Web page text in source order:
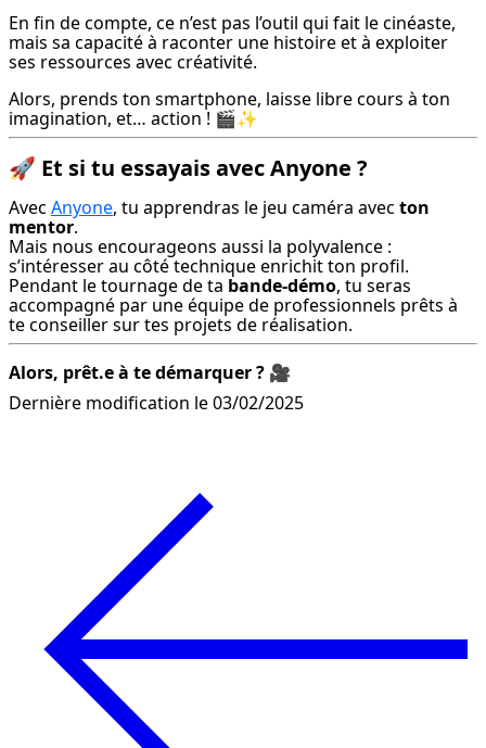
En fin de compte, ce n’est pas l’outil qui fait le cinéaste,
mais sa capacité à raconter une histoire et à exploiter
ses ressources avec créativité.
Alors, prends ton smartphone, laisse libre cours à ton
imagination, et… action ! 🎬✨
🚀 Et si tu essayais avec Anyone ?
Avec Anyone, tu apprendras le jeu caméra avec ton
mentor.
Mais nous encourageons aussi la polyvalence :
s’intéresser au côté technique enrichit ton profil.
Pendant le tournage de ta bande-démo, tu seras
accompagné par une équipe de professionnels prêts à
te conseiller sur tes projets de réalisation.
Alors, prêt.e à te démarquer ? 🎥
Dernière modification le 03/02/2025